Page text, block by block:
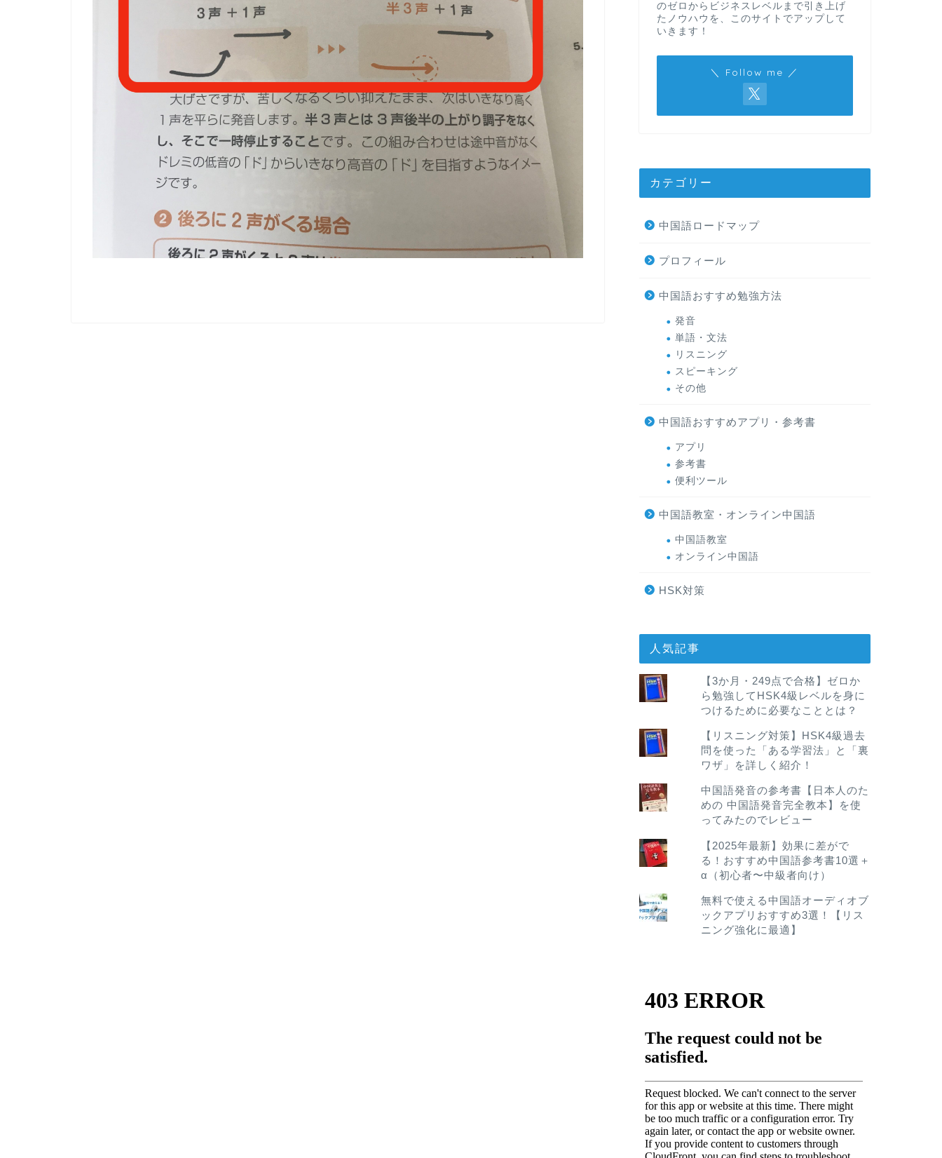
のゼロからビジネスレベルまで引き上げ
たノウハウを、このサイトでアップして
いきます！
＼ Follow me ／
カテゴリー
中国語ロードマップ
プロフィール
中国語おすすめ勉強方法
発音
単語・文法
リスニング
スピーキング
その他
中国語おすすめアプリ・参考書
アプリ
参考書
便利ツール
中国語教室・オンライン中国語
中国語教室
オンライン中国語
HSK対策
人気記事
【3か月・249点で合格】ゼロか
ら勉強してHSK4級レベルを身に
つけるために必要なこととは？
【リスニング対策】HSK4級過去
問を使った「ある学習法」と「裏
ワザ」を詳しく紹介！
中国語発音の参考書【日本人のた
めの 中国語発音完全教本】を使
ってみたのでレビュー
【2025年最新】効果に差がで
る！おすすめ中国語参考書10選＋
α（初心者〜中級者向け）
無料で使える中国語オーディオブ
ックアプリおすすめ3選！【リス
ニング強化に最適】